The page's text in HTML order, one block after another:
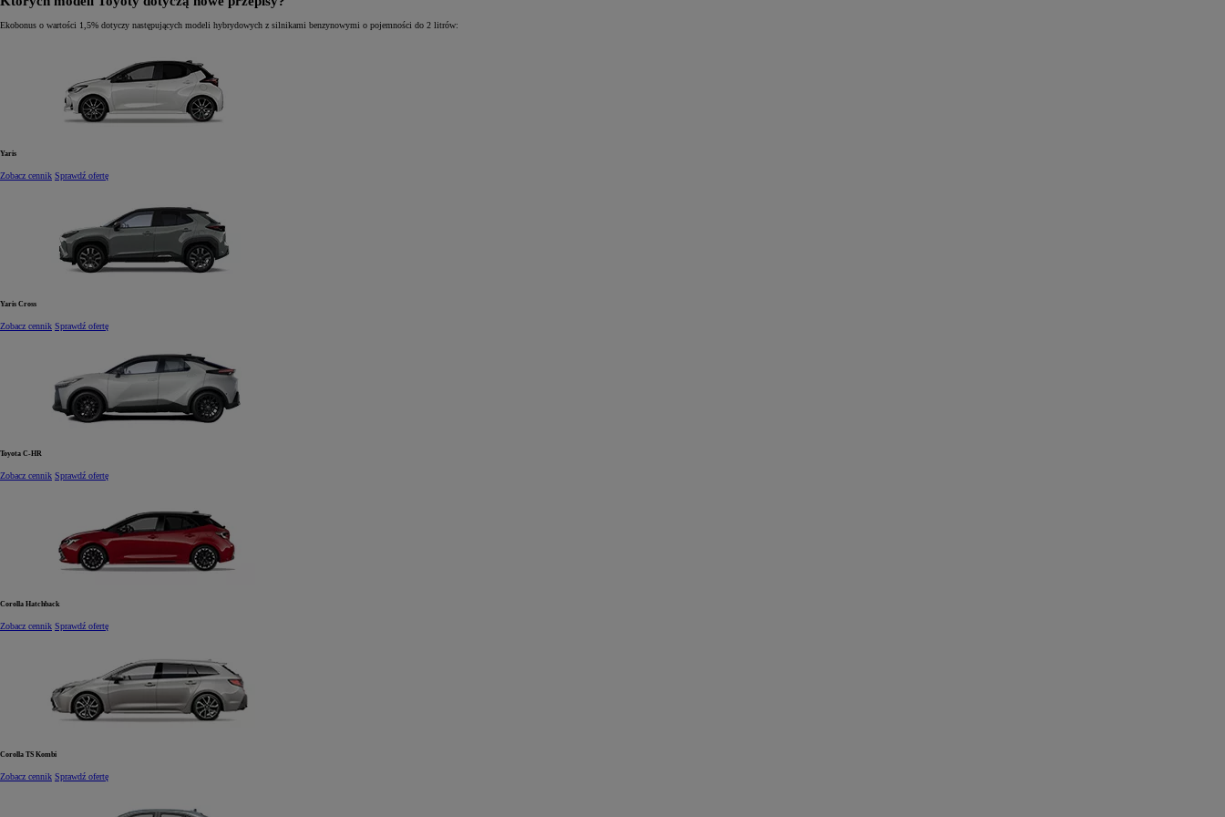
Od81 900 zł
Yaris Cross
Ekobonus o wartości 1,5% dotyczy następujących modeli hybrydowych z silnikami benzynowymi o pojemności do 2 litrów:
Yaris
Zobacz cennik Sprawdź ofertę
Yaris Cross
Zobacz cennik Sprawdź ofertę
Toyota C-HR
Zobacz cennik Sprawdź ofertę
Corolla Hatchback
Zobacz cennik Sprawdź ofertę
Corolla TS Kombi
Zobacz cennik Sprawdź ofertę